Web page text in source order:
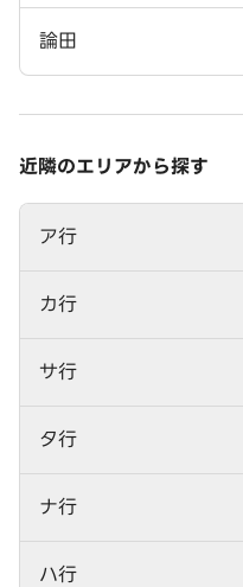
論田
近隣のエリアから探す
ア行
カ行
サ行
タ行
ナ行
ハ行